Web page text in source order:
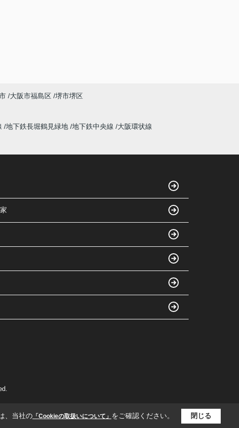
大阪市福島区 堺市堺区
地下鉄長堀鶴見緑地 地下鉄中央線
大阪環状線
、当社の「Cookieの取扱いについて」 をご確認ください。 閉じる